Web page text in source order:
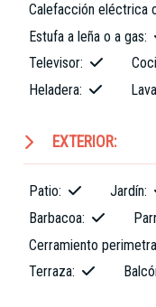
Calefacción eléctrica
Estufa a leña o a gas:
Televisor:
Heladera:
EXTERIOR:
Patio: Jardín:
Barbacoa:
Cerramiento
Terraza: